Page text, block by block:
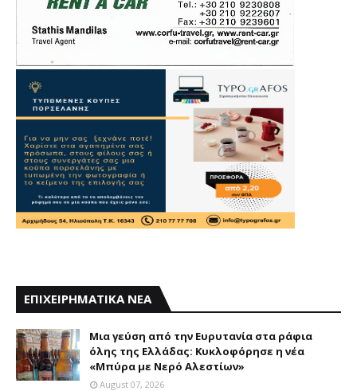
ΕΠΙΧΕΙΡΗΜΑΤΙΚΑ ΝΕΑ
Mια γεύση από την Eυρυτανία στα ράφια
όλης της Ελλάδας: Κυκλοφόρησε η νέα
«Μπύρα με Nερό Aλεστίων»
August 07, 2026